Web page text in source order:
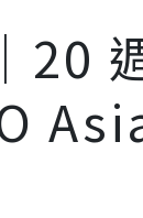
20